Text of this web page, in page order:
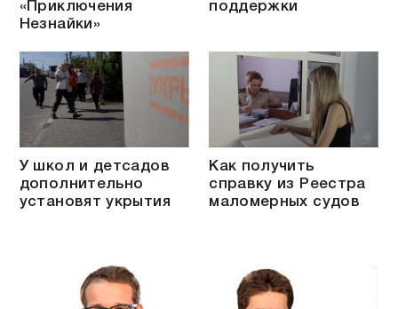
«Приключения
Незнайки»
поддержки
У школ и детсадов
дополнительно
установят укрытия
Как получить
справку из Реестра
маломерных судов